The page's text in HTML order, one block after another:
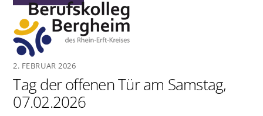
2. FEBRUAR 2026
Tag der offenen Tür am Samstag,
07.02.2026